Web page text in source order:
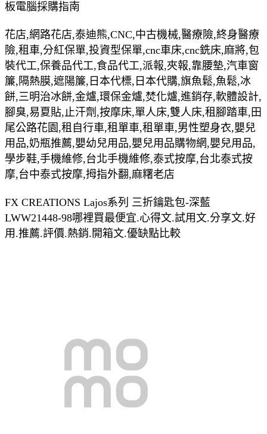
板電腦採購指南
花店,網路花店,泰迪熊,CNC,中古機械,醫療險,終身醫療
險,租車,分紅保單,投資型保單,cnc車床,cnc銑床,麻將,包
裝代工,保養品代工,食品代工,派報,夾報,靠腰墊,汽車窗
簾,隔熱膜,遮陽簾,日本代標,日本代購,旗魚鬆,魚鬆,冰
餅,三明治冰餅,金爐,環保金爐,焚化爐,進銷存,軟體設計,
腳臭,易夏貼,止汗劑,按摩床,單人床,雙人床,租腳踏車,田
尾公路花園,租自行車,租單車,租單車,男性塑身衣,嬰兒
用品,奶瓶推薦,嬰幼兒用品,嬰兒用品購物網,嬰兒用品,
學步鞋,手機維修,台北手機維修,泰式按摩,台北泰式按
摩,台中泰式按摩,拇指外翻,麻糬老店
FX CREATIONS Lajos系列 三折鑰匙包-深藍
LWW21448-98哪裡買最便宜.心得文.試用文.分享文.好
用.推薦.評價.熱銷.開箱文.優缺點比較